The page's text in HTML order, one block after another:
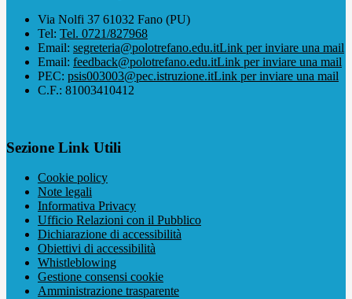
Via Nolfi 37 61032 Fano (PU)
Tel: Tel. 0721/827968
Email: segreteria@polotrefano.e​du.itLink per inviare una mail
Email: feedback@polotrefano.edu.itLink per inviare una mail
PEC: psis003003@pec.istruzione.itLink per inviare una mail
C.F.: 81003410412
Sezione Link Utili
Cookie policy
Note legali
Informativa Privacy
Ufficio Relazioni con il Pubblico
Dichiarazione di accessibilità
Obiettivi di accessibilità
Whistleblowing
Gestione consensi cookie
Amministrazione trasparente